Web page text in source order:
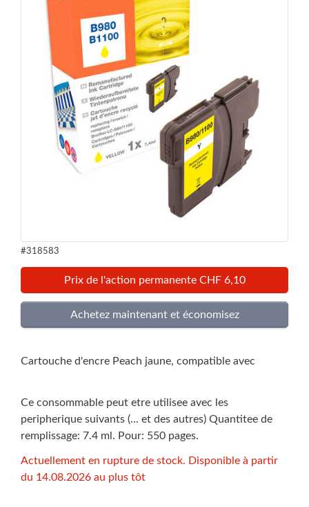
#318583
Prix de l'action permanente CHF 6,10
Cartouche d'encre Peach jaune, compatible avec
Ce consommable peut etre utilisee avec les
peripherique suivants (... et des autres) Quantitee de
remplissage: 7.4 ml. Pour: 550 pages.
Actuellement en rupture de stock. Disponible à partir
du 14.08.2026 au plus tôt